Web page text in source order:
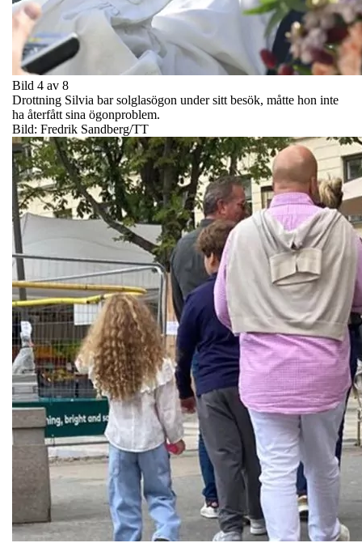
Bild 4 av 8
Drottning Silvia bar solglasögon under sitt besök, måtte hon inte
ha återfått sina ögonproblem.
Bild: Fredrik Sandberg/TT